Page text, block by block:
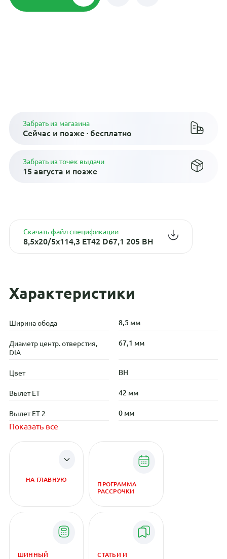
Забрать из магазина
Сейчас и позже · бесплатно
Забрать из точек выдачи
15 августа и позже
Скачать файл спецификации
8,5x20/5x114,3 ET42 D67,1 205 BH
Характеристики
Ширина обода 8,5 мм
Диаметр центр. отверстия,
DIA
67,1 мм
Цвет BH
Вылет ET 42 мм
Вылет ET 2 0 мм
Показать все
НА ГЛАВНУЮ
ПРОГРАММА
РАССРОЧКИ
ШИННЫЙ
СТАТЬИ И